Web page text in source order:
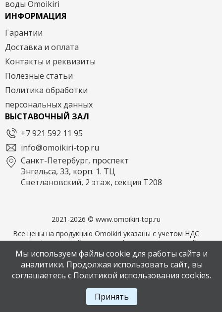
воды Omoikiri
ИНФОРМАЦИЯ
Гарантии
Доставка и оплата
Контакты и реквизиты
Полезные статьи
Политика обработки
персональных данных
ВЫСТАВОЧНЫЙ ЗАЛ
+7 921 592 11 95
info@omoikiri-top.ru
Санкт-Петербург, проспект
Энгельса, 33, корп. 1. ТЦ
Светлановский, 2 этаж, секция Т208
2021-2026 © www.omoikiri-top.ru
Все цены на продукцию Omoikiri указаны с учетом НДС
22%. Официальный дилер Omoikiri в СПБ. Фирменный
магазин OMOIKIRI
Написать в мессенджер MAX
Мы используем файлы cookie для работы сайта и
аналитики. Продолжая использовать сайт, вы
соглашаетесь с Политикой использования cookies.
Принять